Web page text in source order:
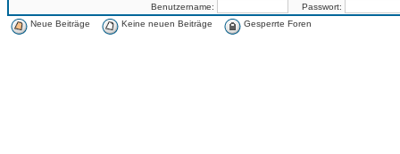
Benutzername:
Passwort:
Neue Beiträge
Keine neuen Beiträge Gesperrte Foren